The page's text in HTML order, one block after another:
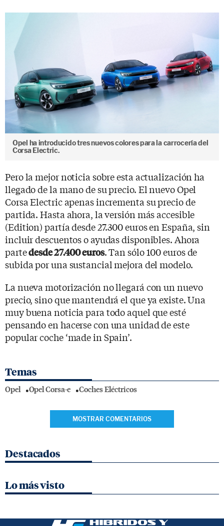
Opel ha introducido tres nuevos colores para la carrocería del
Corsa Electric.
Pero la mejor noticia sobre esta actualización ha
llegado de la mano de su precio. El nuevo Opel
Corsa Electric apenas incrementa su precio de
partida. Hasta ahora, la versión más accesible
(Edition) partía desde 27.300 euros en España, sin
incluir descuentos o ayudas disponibles. Ahora
partedesde 27.400 euros. Tan sólo 100 euros de
subida por una sustancial mejora del modelo.
La nueva motorización no llegará con un nuevo
precio, sino que mantendrá el que ya existe. Una
muy buena noticia para todo aquel que esté
pensando en hacerse con una unidad de este
popular coche ‘made in Spain’.
Temas
Opel Opel Corsa-e Coches Eléctricos
MOSTRAR COMENTARIOS
Destacados
Lo más visto